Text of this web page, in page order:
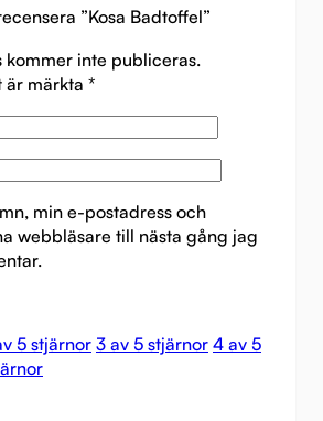
”Kosa Badtoffel”
kommer inte publiceras.
är märkta *
min e-postadress och
webbläsare till nästa gång jag
5 stjärnor 3 av 5 stjärnor 4 av 5